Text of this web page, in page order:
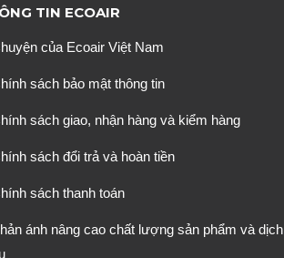
TIN ECOAIR
của Ecoair Việt Nam
sách bảo mật thông tin
sách giao, nhận hàng và kiểm hàng
sách đổi trả và hoàn tiền
sách thanh toán
ánh nâng cao chất lượng sản phẩm và dịch